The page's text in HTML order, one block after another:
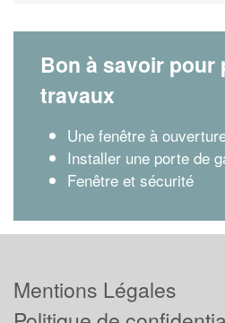
Bon à savoir pour
travaux
Une fenêtre à
Installer une porte de
Fenêtre et sécurité
Mentions Légales